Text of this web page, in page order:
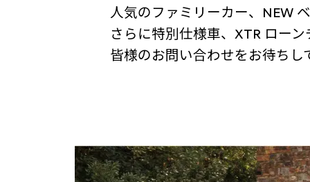
人気のファミリーカー、NEW
さらに特別仕様車、XTR ロー
皆様のお問い合わせをお待ちし